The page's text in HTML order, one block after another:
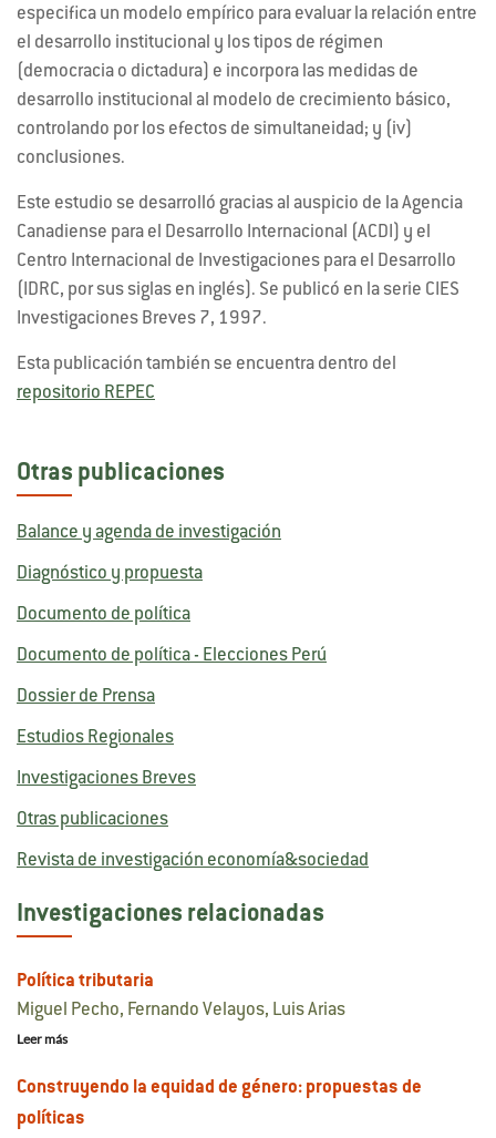
especifica un modelo empírico para evaluar la relación entre
el desarrollo institucional y los tipos de régimen
(democracia o dictadura) e incorpora las medidas de
desarrollo institucional al modelo de crecimiento básico,
controlando por los efectos de simultaneidad; y (iv)
conclusiones.
Este estudio se desarrolló gracias al auspicio de la Agencia
Canadiense para el Desarrollo Internacional (ACDI) y el
Centro Internacional de Investigaciones para el Desarrollo
(IDRC, por sus siglas en inglés). Se publicó en la serie CIES
Investigaciones Breves 7, 1997.
Esta publicación también se encuentra dentro del
repositorio REPEC
Otras publicaciones
Balance y agenda de investigación
Diagnóstico y propuesta
Documento de política
Documento de política - Elecciones Perú
Dossier de Prensa
Estudios Regionales
Investigaciones Breves
Otras publicaciones
Revista de investigación economía&sociedad
Investigaciones relacionadas
Política tributaria
Miguel Pecho, Fernando Velayos, Luis Arias
Leer más
Construyendo la equidad de género: propuestas de
políticas